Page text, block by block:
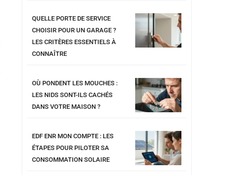
QUELLE PORTE DE SERVICE
CHOISIR POUR UN GARAGE ?
LES CRITÈRES ESSENTIELS À
CONNAÎTRE
OÙ PONDENT LES MOUCHES :
LES NIDS SONT-ILS CACHÉS
DANS VOTRE MAISON ?
EDF ENR MON COMPTE : LES
ÉTAPES POUR PILOTER SA
CONSOMMATION SOLAIRE